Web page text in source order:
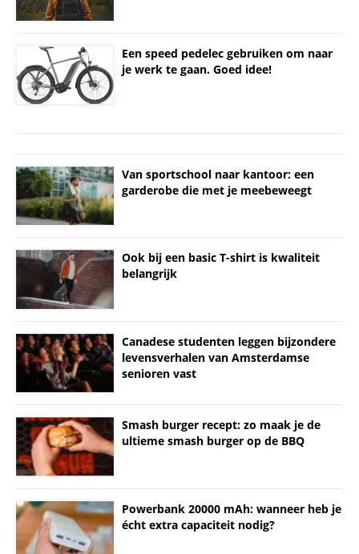
Een speed pedelec gebruiken om naar
je werk te gaan. Goed idee!
Van sportschool naar kantoor: een
garderobe die met je meebeweegt
Ook bij een basic T-shirt is kwaliteit
belangrijk
Canadese studenten leggen bijzondere
levensverhalen van Amsterdamse
senioren vast
Smash burger recept: zo maak je de
ultieme smash burger op de BBQ
Powerbank 20000 mAh: wanneer heb je
écht extra capaciteit nodig?